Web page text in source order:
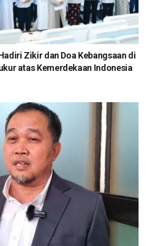
Zikir dan Doa Kebangsaan di
atas Kemerdekaan Indonesia